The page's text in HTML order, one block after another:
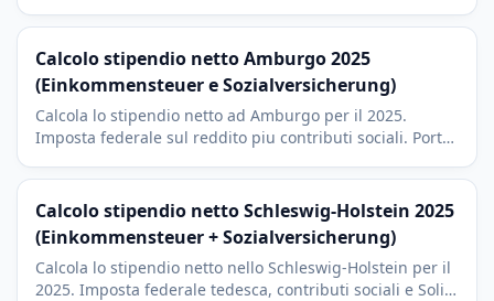
Calcolo stipendio netto Amburgo 2025
(Einkommensteuer e Sozialversicherung)
Calcola lo stipendio netto ad Amburgo per il 2025.
Imposta federale sul reddito piu contributi sociali. Porto,
percento.
Calcolo stipendio netto Schleswig-Holstein 2025
(Einkommensteuer + Sozialversicherung)
Calcola lo stipendio netto nello Schleswig-Holstein per il
2025. Imposta federale tedesca, contributi sociali e Soli.